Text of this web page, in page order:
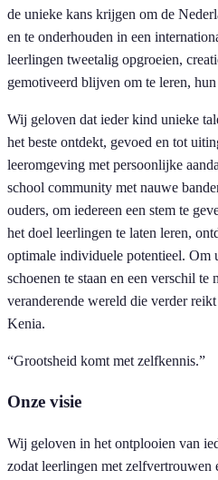
de unieke kans krijgen om de
en te onderhouden in een
leerlingen tweetalig opgroeien,
gemotiveerd blijven om te leren,
Wij geloven dat ieder kind unieke
het beste ontdekt, gevoed en tot
leeromgeving met persoonlijke
school community met nauwe
ouders, om iedereen een stem te
het doel leerlingen te laten leren,
optimale individuele potentieel. Om
schoenen te staan en een verschil te
veranderende wereld die verder
Kenia.
“Grootsheid komt met zelfkennis.”
Onze visie
Wij geloven in het ontplooien van
zodat leerlingen met zelfvertrouwen